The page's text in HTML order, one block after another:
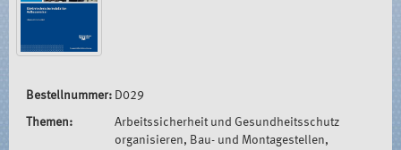
Bestellnummer: D029
Themen:
Arbeitssicherheit und Gesundheitsschutz
organisieren, Bau- und Montagestellen,